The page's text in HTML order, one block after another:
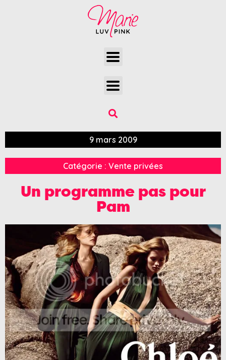
9 mars 2009
Catégorie : Vente privées
Un programme pas pour
Pam